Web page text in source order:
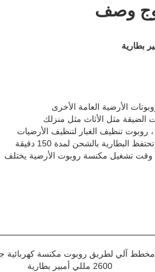
وصف
الأرضية العامة الأخرى
الضيقة مثل الأثاث مثل منزلك
بالشحن لمدة 150 دقيقة
تشغيل مكنسة روبوت الأرضية يختلف
مخطط آلي لطريق روبوت مكنسة كهربائية
2600 مللي أمبير بطارية